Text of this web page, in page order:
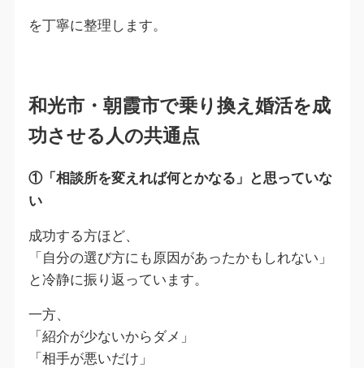
を丁寧に整理します。
和光市・朝霞市で乗り換え婚活を成
功させる人の共通点
①「相談所を変えれば何とかなる」と思っていな
い
成功する方ほど、
「自分の選び方にも原因があったかもしれない」
と冷静に振り返っています。
一方、
「紹介が少ないからダメ」
「相手が悪いだけ」